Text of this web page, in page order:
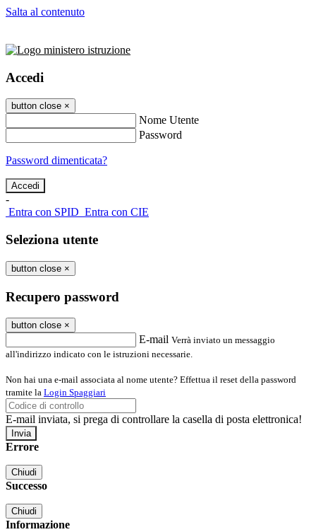
Salta al contenuto
Accedi
button close ×
Nome Utente
Password
Password dimenticata?
-
Entra con SPID Entra con CIE
Seleziona utente
button close ×
Recupero password
button close ×
E-mail Verrà inviato un messaggio
all'indirizzo indicato con le istruzioni necessarie.
Non hai una e-mail associata al nome utente? Effettua il reset della password
tramite la Login Spaggiari
E-mail inviata, si prega di controllare la casella di posta elettronica!
Errore
Chiudi
Successo
Chiudi
Informazione